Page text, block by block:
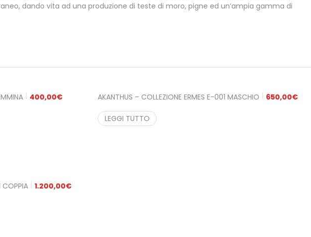
dando vita ad una produzione di teste di moro, pigne ed un’ampia gamma di
400,00€ AKANTHUS – COLLEZIONE ERMES E-001 MASCHIO 650,00€
LEGGI TUTTO
COPPIA 1.200,00€